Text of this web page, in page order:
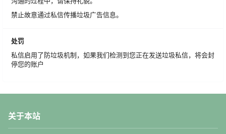
禁止故意通过私信传播垃圾广告信息。
处罚
私信启用了防垃圾机制，如果我们检测到您正在发送垃圾私信，将会封
停您的账户
关于本站